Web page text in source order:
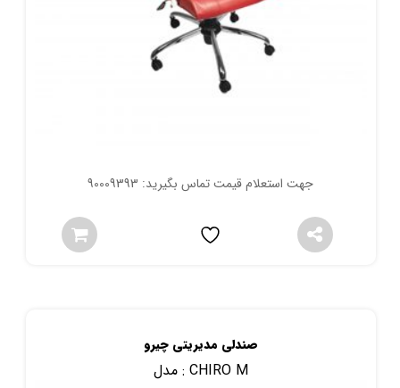
جهت استعلام قیمت تماس بگیرید: 90009393
صندلی مدیریتی چیرو
مدل : CHIRO M